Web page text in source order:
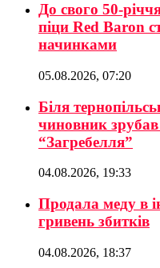
До свого 50-
піци Red Baron
начинками
05.08.2026, 07:20
Біля
чиновник
“Загребелля”
04.08.2026, 19:33
Продала меду в
гривень збитків
04.08.2026, 18:37